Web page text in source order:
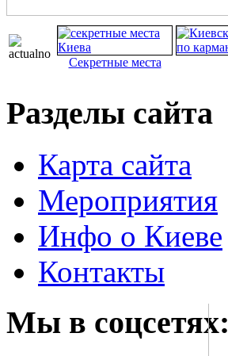
Секретные места
Разделы сайта
Карта сайта
Мероприятия
Инфо о Киеве
Контакты
Мы в соцсетях: